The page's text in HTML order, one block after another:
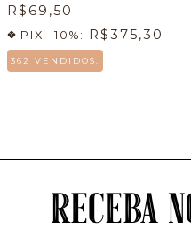
R$69,50
PIX -10%: R$375,30
362 VENDIDOS.
RECEBA